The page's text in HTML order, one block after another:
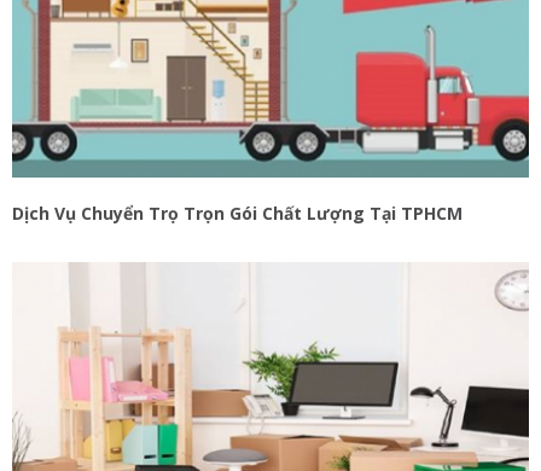
Dịch Vụ Chuyển Trọ Trọn Gói Chất Lượng Tại TPHCM